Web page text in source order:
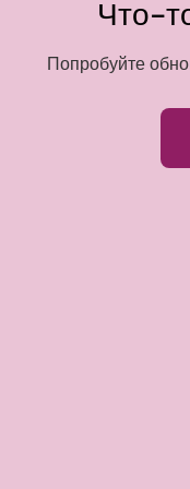
Что-
Попробуйте